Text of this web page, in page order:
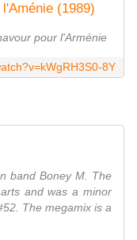
(1989)
pour l'Arménie
8Y
band Boney M. The
and was a minor
The megamix is a